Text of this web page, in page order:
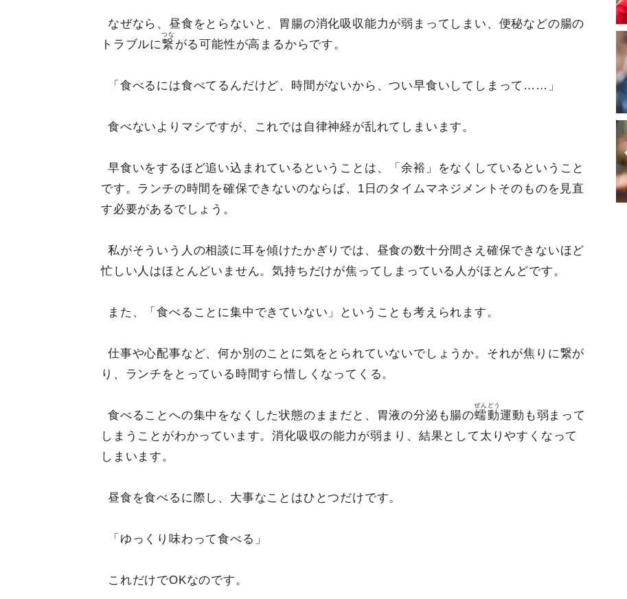
なぜなら、昼食をとらないと、胃腸の消化吸収能力が弱まってしまい、便秘などの腸の
トラブルに繋
つな
がる可能性が高まるからです。
「食べるには食べてるんだけど、時間がないから、つい早食いしてしまって……」
食べないよりマシですが、これでは自律神経が乱れてしまいます。
早食いをするほど追い込まれているということは、「余裕」をなくしているということ
です。ランチの時間を確保できないのならば、1日のタイムマネジメントそのものを見直
す必要があるでしょう。
私がそういう人の相談に耳を傾けたかぎりでは、昼食の数十分間さえ確保できないほど
忙しい人はほとんどいません。気持ちだけが焦ってしまっている人がほとんどです。
また、「食べることに集中できていない」ということも考えられます。
仕事や心配事など、何か別のことに気をとられていないでしょうか。それが焦りに繋が
り、ランチをとっている時間すら惜しくなってくる。
食べることへの集中をなくした状態のままだと、胃液の分泌も腸の蠕動
ぜんどう
運動も弱まって
しまうことがわかっています。消化吸収の能力が弱まり、結果として太りやすくなって
しまいます。
昼食を食べるに際し、大事なことはひとつだけです。
「ゆっくり味わって食べる」
これだけでOKなのです。